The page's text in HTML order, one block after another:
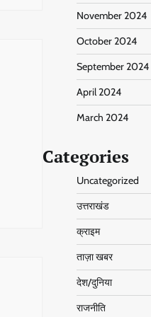
November 2024
October 2024
September 2024
April 2024
March 2024
Categories
Uncategorized
उत्तराखंड
क्राइम
ताज़ा खबर
देश/दुनिया
राजनीति